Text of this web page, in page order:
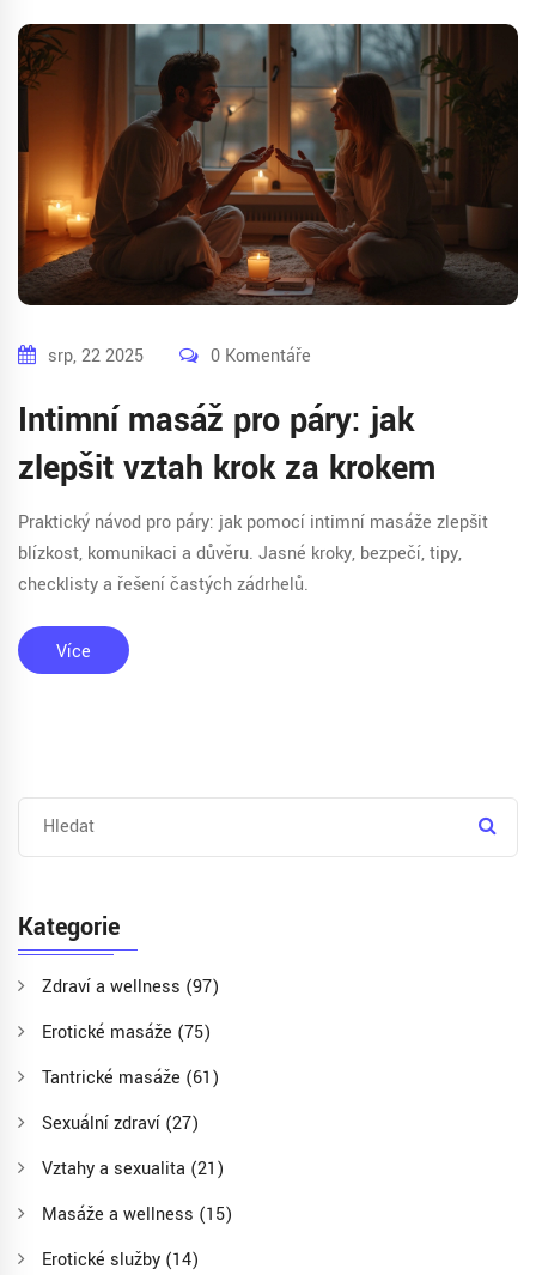
srp, 22 2025 0 Komentáře
Intimní masáž pro páry: jak
zlepšit vztah krok za krokem
Praktický návod pro páry: jak pomocí intimní masáže zlepšit
blízkost, komunikaci a důvěru. Jasné kroky, bezpečí, tipy,
checklisty a řešení častých zádrhelů.
Více
Kategorie
Zdraví a wellness (97)
Erotické masáže (75)
Tantrické masáže (61)
Sexuální zdraví (27)
Vztahy a sexualita (21)
Masáže a wellness (15)
Erotické služby (14)